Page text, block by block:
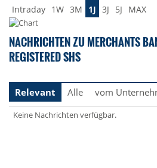
Intraday 1W 3M 1J 3J 5J MAX
NACHRICHTEN ZU MERCHANTS
REGISTERED SHS
Relevant
Alle vom
Keine Nachrichten verfügbar.